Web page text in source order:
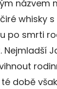
názvem
whisky
po smrti
Nejmladší
době